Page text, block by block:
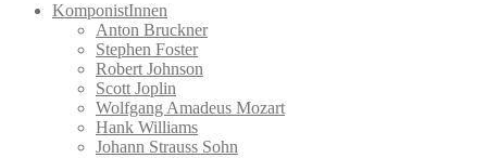
können
auf
der
Produktseite
gewählt
werden
KomponistInnen
Anton Bruckner
Stephen Foster
Robert Johnson
Scott Joplin
Wolfgang Amadeus Mozart
Hank Williams
Johann Strauss Sohn